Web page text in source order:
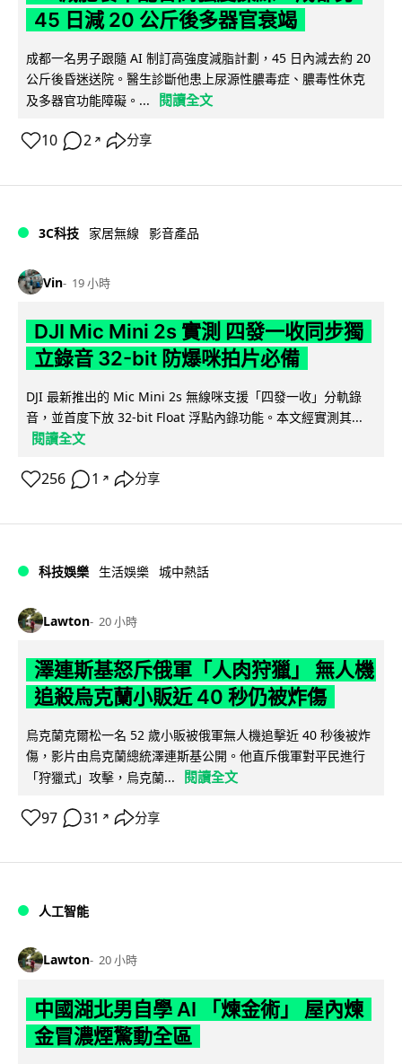
45 日減 20 公斤後多器官衰竭
成都一名男子跟隨 AI 制訂高強度減脂計劃，45 日內減去約 20
公斤後昏迷送院。醫生診斷他患上尿源性膿毒症、膿毒性休克
及多器官功能障礙。...
閱讀全文
10 2 ↗ 分享
3C科技 家居無線 影音產品
Vin 19 小時
DJI Mic Mini 2s 實測 四發一收同步獨
立錄音 32-bit 防爆咪拍片必備
DJI 最新推出的 Mic Mini 2s 無線咪支援「四發一收」分軌錄
音，並首度下放 32-bit Float 浮點內錄功能。本文經實測其...
閱讀全文
256 1 ↗ 分享
科技娛樂 生活娛樂 城中熱話
Lawton 20 小時
澤連斯基怒斥俄軍「人肉狩獵」 無人機
追殺烏克蘭小販近 40 秒仍被炸傷
烏克蘭克爾松一名 52 歲小販被俄軍無人機追擊近 40 秒後被炸
傷，影片由烏克蘭總統澤連斯基公開。他直斥俄軍對平民進行
「狩獵式」攻擊，烏克蘭...
閱讀全文
97 31 ↗ 分享
人工智能
Lawton 20 小時
中國湖北男自學 AI 「煉金術」 屋內煉
金冒濃煙驚動全區